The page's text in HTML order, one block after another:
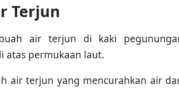
Terjun
air terjun di kaki
atas permukaan laut.
air terjun yang mencurahkan air